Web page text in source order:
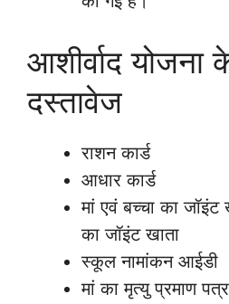
आशीर्वाद योजना
दस्तावेज
राशन कार्ड
आधार कार्ड
मां एवं बच्चा का जॉइंट
का जॉइंट खाता
स्कूल नामांकन आईडी
मां का मृत्यु प्रमाण पत्र